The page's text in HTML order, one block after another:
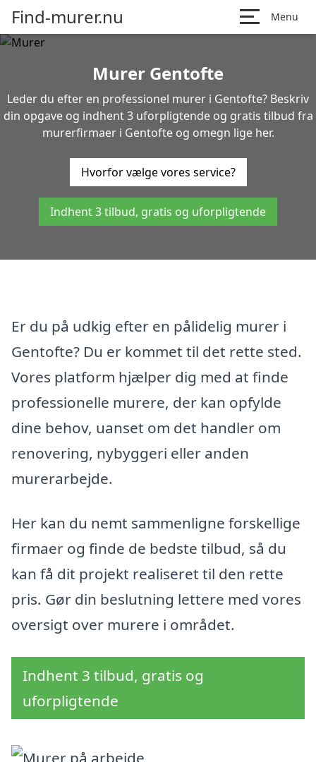
Find-murer.nu Menu
Murer Gentofte
Leder du efter en professionel murer i Gentofte? Beskriv
din opgave og indhent 3 uforpligtende og gratis tilbud fra
murerfirmaer i Gentofte og omegn lige her.
Hvorfor vælge vores service?
Indhent 3 tilbud, gratis og uforpligtende
Er du på udkig efter en pålidelig murer i
Gentofte? Du er kommet til det rette sted.
Vores platform hjælper dig med at finde
professionelle murere, der kan opfylde
dine behov, uanset om det handler om
renovering, nybyggeri eller anden
murerarbejde.
Her kan du nemt sammenligne forskellige
firmaer og finde de bedste tilbud, så du
kan få dit projekt realiseret til den rette
pris. Gør din beslutning lettere med vores
oversigt over murere i området.
Indhent 3 tilbud, gratis og
uforpligtende